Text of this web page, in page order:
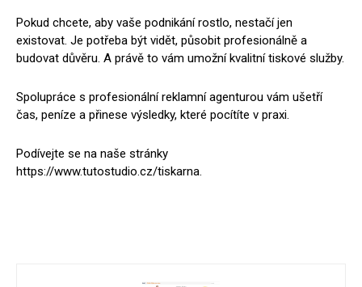
Pokud chcete, aby vaše podnikání rostlo, nestačí jen
existovat. Je potřeba být vidět, působit profesionálně a
budovat důvěru. A právě to vám umožní kvalitní tiskové služby.
Spolupráce s profesionální reklamní agenturou vám ušetří
čas, peníze a přinese výsledky, které pocítíte v praxi.
Podívejte se na naše stránky
https://www.tutostudio.cz/tiskarna.